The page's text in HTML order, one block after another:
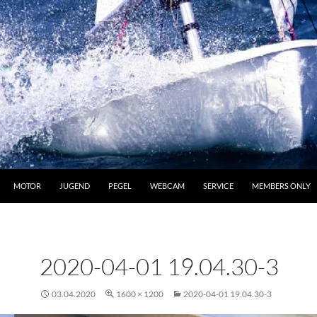
MOTOR JUGEND PEGEL WEBCAM SERVICE MEMBERS ONLY
2020-04-01 19.04.30-3
03.04.2020 1600 × 1200 2020-04-01 19.04.30-3